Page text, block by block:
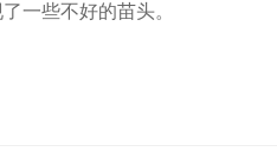
一些不好的苗头。